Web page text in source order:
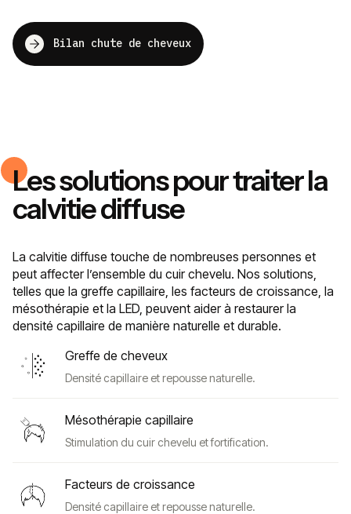
Bilan chute de cheveux
Les solutions pour traiter la
calvitie diffuse
La calvitie diffuse touche de nombreuses personnes et
peut affecter l’ensemble du cuir chevelu. Nos solutions,
telles que la greffe capillaire, les facteurs de croissance, la
mésothérapie et la LED, peuvent aider à restaurer la
densité capillaire de manière naturelle et durable.
Greffe de cheveux
Densité capillaire et repousse naturelle.
Mésothérapie capillaire
Stimulation du cuir chevelu et fortification.
Facteurs de croissance
Densité capillaire et repousse naturelle.